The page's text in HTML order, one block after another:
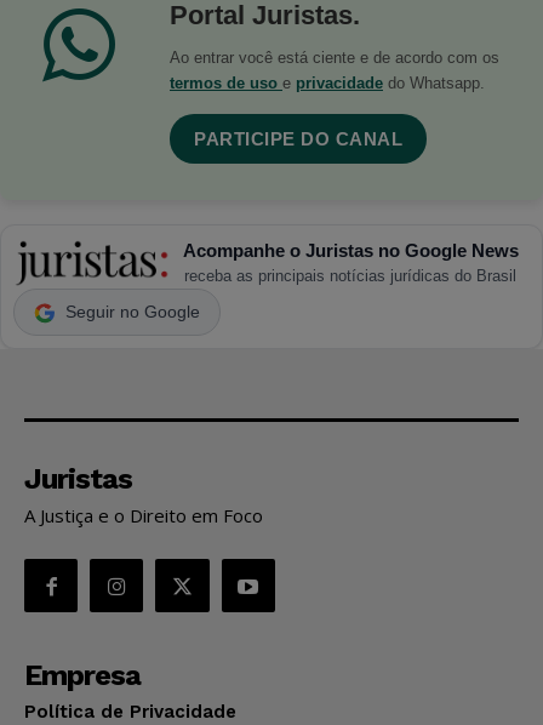
Portal Juristas.
Ao entrar você está ciente e de acordo com os
termos de uso e privacidade do Whatsapp.
PARTICIPE DO CANAL
Acompanhe o Juristas no Google News
receba as principais notícias jurídicas do Brasil
Seguir no Google
Juristas
A Justiça e o Direito em Foco
Empresa
Política de Privacidade